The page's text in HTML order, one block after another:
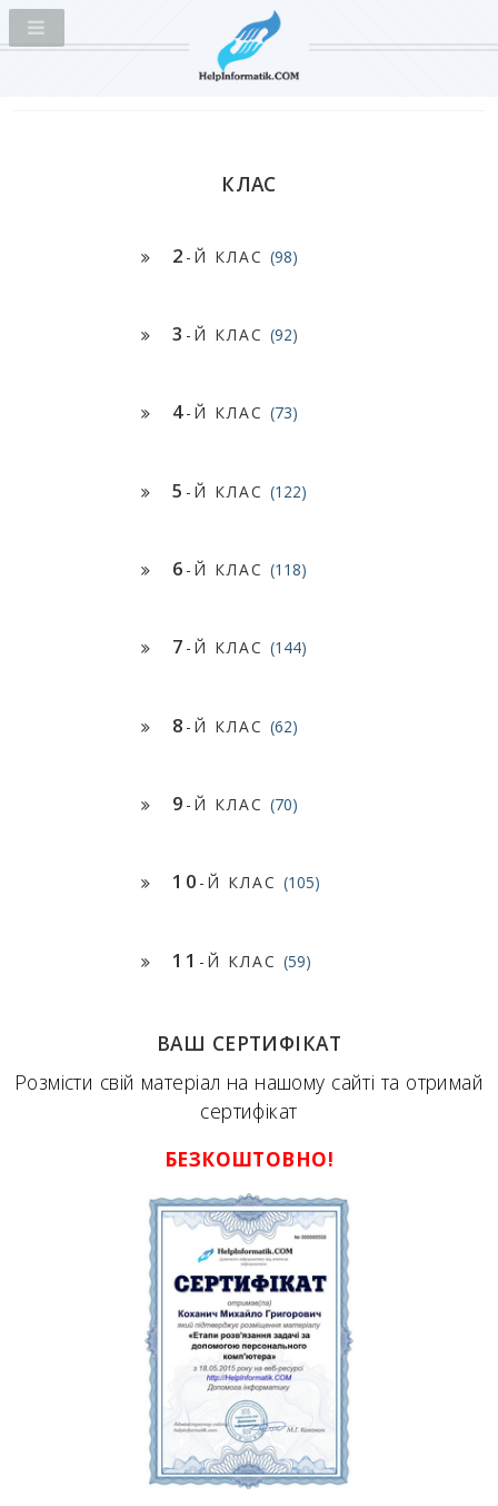
КЛАС
2 -Й КЛАС (98)
3 -Й КЛАС (92)
4-Й КЛАС (73)
5 -Й КЛАС (122)
6 -Й КЛАС (118)
7 -Й КЛАС (144)
8 -Й КЛАС (62)
9 -Й КЛАС (70)
10 -Й КЛАС (105)
11 -Й КЛАС (59)
ВАШ СЕРТИФІКАТ
Розмісти свій матеріал на нашому сайті та отримай
сертифікат
БЕЗКОШТОВНО!